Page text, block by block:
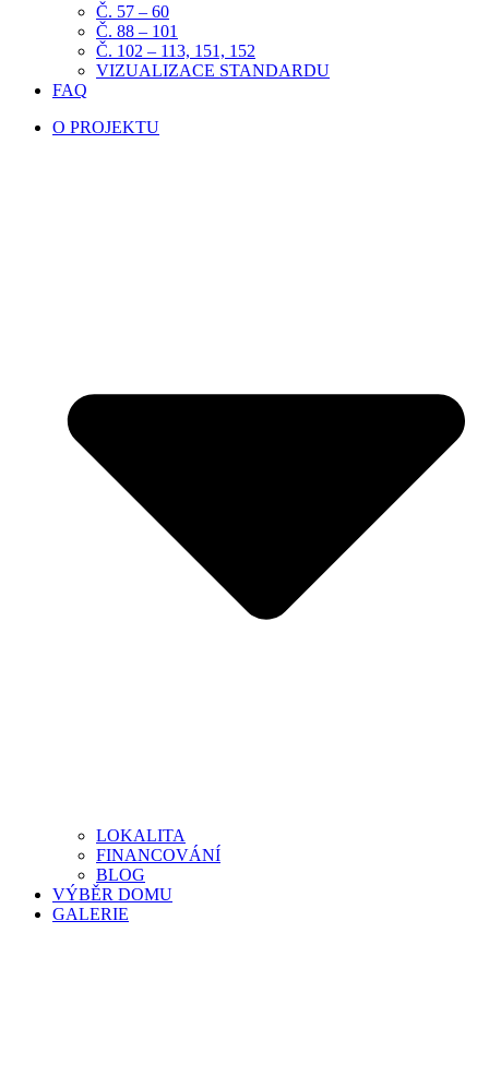
Č. 57 – 60
Č. 88 – 101
Č. 102 – 113, 151, 152
VIZUALIZACE STANDARDU
FAQ
O PROJEKTU
LOKALITA
FINANCOVÁNÍ
BLOG
VÝBĚR DOMU
GALERIE